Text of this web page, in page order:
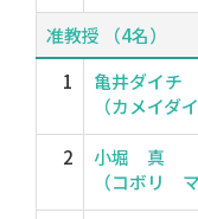
准教授 （4名）
1
亀井ダイチ
（カメイダ
2
小堀 真
（コボリ マ